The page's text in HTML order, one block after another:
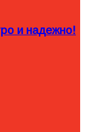
и надежно!